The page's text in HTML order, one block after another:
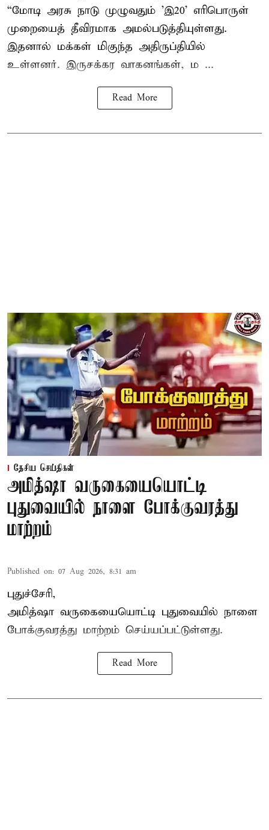
“மோடி அரசு நாடு முழுவதும் 'இ20’ எரிபொருள்
முறையைத் தீவிரமாக அமல்படுத்தியுள்ளது.
இதனால் மக்கள் மிகுந்த அதிருப்தியில்
உள்ளனர். இருசக்கர வாகனங்கள், ம ...
Read More
தேசிய செய்திகள்
அமித்ஷா வருகையையொட்டி
புதுவையில் நாளை போக்குவரத்து
மாற்றம்
Published on: 07 Aug 2026, 8:31 am
புதுச்சேரி,
அமித்ஷா வருகையையொட்டி புதுவையில் நாளை
போக்குவரத்து மாற்றம் செய்யப்பட்டுள்ளது.
Read More